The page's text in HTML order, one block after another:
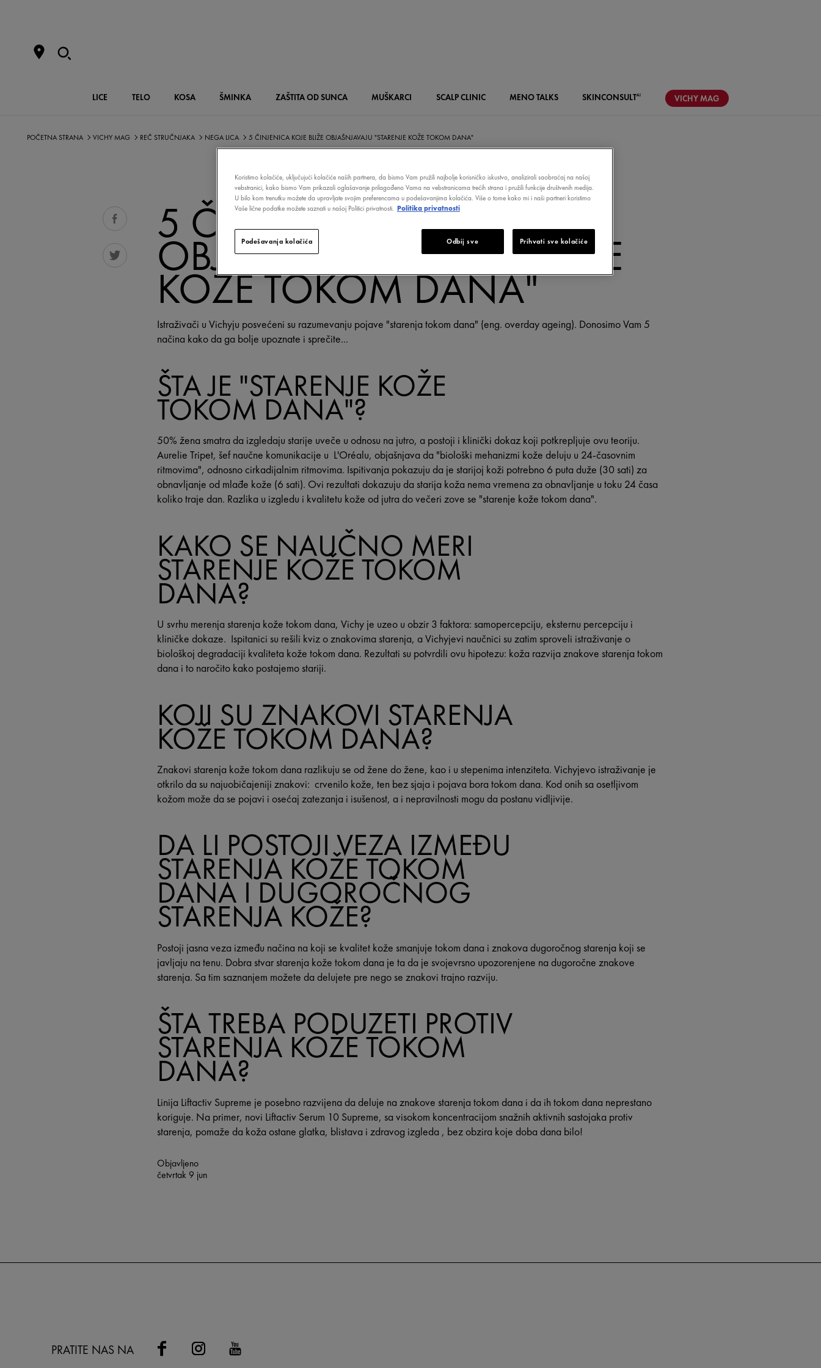
LICE TELO KOSA ŠMINKA ZAŠTITA OD SUNCA MUŠKARCI SCALPCLINIC MENOTALKS SKINCONSULTAI VICHYMAG
POČETNA STRANA VICHY MAG REČ STRUČNJAKA NEGA LICA 5 ČINJENICA KOJE BLIŽE OBJAŠNJAVAJU "STARENJE KOŽE TOKOM DANA"
5 ČINJENICA KOJE BLIŽE
OBJAŠNJAVAJU "STARENJE
KOŽE TOKOM DANA"
Istraživači u Vichyju posvećeni su razumevanju pojave "starenja tokom dana" (eng. overday ageing). Donosimo Vam 5
načina kako da ga bolje upoznate i sprečite...
ŠTA JE "STARENJE KOŽE
TOKOM DANA"?
50% žena smatra da izgledaju starije uveče u odnosu na jutro, a postoji i klinički dokaz koji potkrepljuje ovu teoriju.
Aurelie Tripet, šef naučne komunikacije u L'Oréalu, objašnjava da "biološki mehanizmi kože deluju u 24-časovnim
ritmovima", odnosno cirkadijalnim ritmovima. Ispitivanja pokazuju da je starijoj koži potrebno 6 puta duže (30 sati) za
obnavljanje od mlađe kože (6 sati). Ovi rezultati dokazuju da starija koža nema vremena za obnavljanje u toku 24 časa
koliko traje dan. Razlika u izgledu i kvalitetu kože od jutra do večeri zove se "starenje kože tokom dana".
KAKO SE NAUČNO MERI
STARENJE KOŽE TOKOM
DANA?
U svrhu merenja starenja kože tokom dana, Vichy je uzeo u obzir 3 faktora: samopercepciju, eksternu percepciju i
kliničke dokaze. Ispitanici su rešili kviz o znakovima starenja, a Vichyjevi naučnici su zatim sproveli istraživanje o
biološkoj degradaciji kvaliteta kože tokom dana. Rezultati su potvrdili ovu hipotezu: koža razvija znakove starenja tokom
dana i to naročito kako postajemo stariji.
KOJI SU ZNAKOVI STARENJA
KOŽE TOKOM DANA?
Znakovi starenja kože tokom dana razlikuju se od žene do žene, kao i u stepenima intenziteta. Vichyjevo istraživanje je
otkrilo da su najuobičajeniji znakovi: crvenilo kože, ten bez sjaja i pojava bora tokom dana. Kod onih sa osetljivom
kožom može da se pojavi i osećaj zatezanja i isušenost, a i nepravilnosti mogu da postanu vidljivije.
DA LI POSTOJI VEZA IZMEĐU
STARENJA KOŽE TOKOM
DANA I DUGOROČNOG
STARENJA KOŽE?
Postoji jasna veza između načina na koji se kvalitet kože smanjuje tokom dana i znakova dugoročnog starenja koji se
javljaju na tenu. Dobra stvar starenja kože tokom dana je ta da je svojevrsno upozorenjene na dugoročne znakove
starenja. Sa tim saznanjem možete da delujete pre nego se znakovi trajno razviju.
ŠTA TREBA PODUZETI PROTIV
STARENJA KOŽE TOKOM
DANA?
Linija Liftactiv Supreme je posebno razvijena da deluje na znakove starenja tokom dana i da ih tokom dana neprestano
koriguje. Na primer, novi Liftactiv Serum 10 Supreme, sa visokom koncentracijom snažnih aktivnih sastojaka protiv
starenja, pomaže da koža ostane glatka, blistava i zdravog izgleda , bez obzira koje doba dana bilo!
Objavljeno
četvrtak 9 jun
PRATITE NAS NA
Koristimo kolačiće, uključujući kolačiće naših partnera, da bismo Vam pružili najbolje korisničko iskustvo, analizirali saobraćaj na našoj
vebstranici, kako bismo Vam prikazali oglašavanje prilagođeno Vama na vebstranicama trećih strana i pružili funkcije društvenih medija.
U bilo kom trenutku možete da upravljate svojim preferencama u podešavanjima kolačića. Više o tome kako mi i naši partneri koristimo
Vaše lične podatke možete saznati u našoj Politici privatnosti. Politika privatnosti
Odbij sve Prihvati sve kolačiće
Podešavanja kolačića